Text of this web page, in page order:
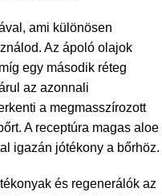
ami különösen
Az ápoló olajok
egy második réteg
az azonnali
a megmasszírozott
A receptúra magas aloe
igazán jótékony a bőrhöz.
és regenerálók az